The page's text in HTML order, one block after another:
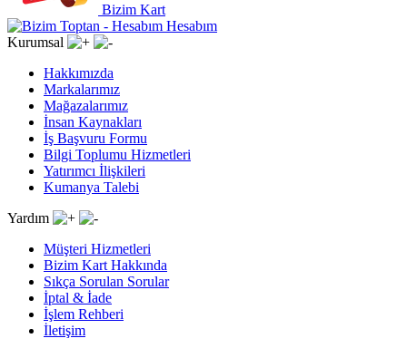
Bizim Kart
Hesabım
Kurumsal
Hakkımızda
Markalarımız
Mağazalarımız
İnsan Kaynakları
İş Başvuru Formu
Bilgi Toplumu Hizmetleri
Yatırımcı İlişkileri
Kumanya Talebi
Yardım
Müşteri Hizmetleri
Bizim Kart Hakkında
Sıkça Sorulan Sorular
İptal & İade
İşlem Rehberi
İletişim